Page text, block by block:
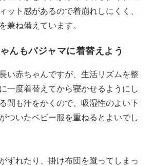
ット感があるので着崩れしにくく、
兼ね備えています。
んもパジャマに着替えよう
い赤ちゃんですが、生活リズムを整
一度着替えてから寝かせるようにし
間も汗をかくので、吸湿性のよい下
ついたベビー服を重ねるとよいでし
ずれたり、掛け布団を蹴ってしまっ